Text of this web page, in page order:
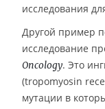
исследования
Другой пример
исследование
Oncology. Это
(tropomyosin
мутации в